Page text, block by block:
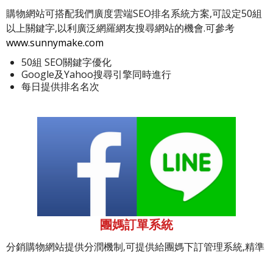
購物網站可搭配我們廣度雲端SEO排名系統方案,可設定50組
以上關鍵字,以利廣泛網羅網友搜尋網站的機會.可參考
www.sunnymake.com
50組 SEO關鍵字優化
Google及Yahoo搜尋引擎同時進行
每日提供排名名次
團媽訂單系統
分銷購物網站提供分潤機制,可提供給團媽下訂管理系統,精準